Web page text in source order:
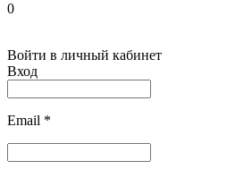
0
Войти в личный кабинет
Вход
Email *